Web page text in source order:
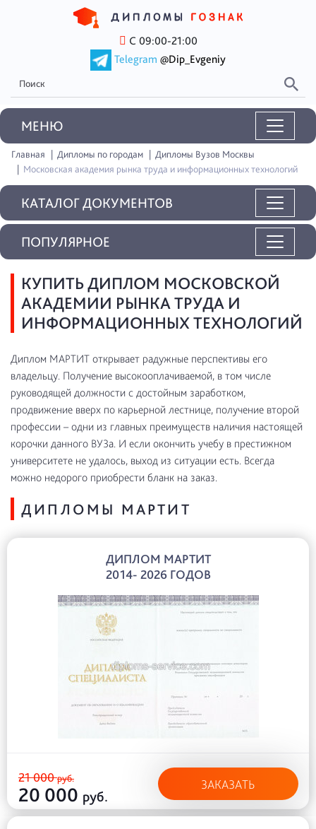
С 09:00-21:00
Telegram @Dip_Evgeniy
MEНЮ
Главная Дипломы по городам
Дипломы Вузов Москвы
Московская академия рынка труда и информационных технологий
КАТАЛОГ ДОКУМЕНТОВ
КУПИТЬ ДИПЛОМ МОСКОВСКОЙ
АКАДЕМИИ РЫНКА ТРУДА И
ИНФОРМАЦИОННЫХ ТЕХНОЛОГИЙ
Диплом МАРТИТ открывает радужные перспективы его
владельцу. Получение высокооплачиваемой, в том числе
руководящей должности с достойным заработком,
продвижение вверх по карьерной лестнице, получение второй
профессии – одни из главных преимуществ наличия настоящей
корочки данного ВУЗа. И если окончить учебу в престижном
университете не удалось, выход из ситуации есть. Всегда
можно недорого приобрести бланк на заказ.
ДИПЛОМЫ МАРТИТ
ДИПЛОМ МАРТИТ
2014- 2026 ГОДОВ
21 000руб.
20 000 руб.
ЗАКАЗАТЬ
ПОПУЛЯРНОЕ